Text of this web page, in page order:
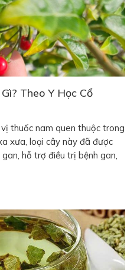
Theo Y Học Cổ
thuốc nam quen thuộc trong
xưa, loại cây này đã được
hỗ trợ điều trị bệnh gan,
cường sức khỏe. Ngày